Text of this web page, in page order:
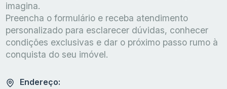
imagina.
Preencha o formulário e receba atendimento
personalizado para esclarecer dúvidas, conhecer
condições exclusivas e dar o próximo passo rumo à
conquista do seu imóvel.
Endereço: